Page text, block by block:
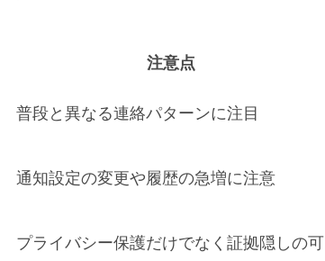
注意点
普段と異なる連絡パターンに注目
通知設定の変更や履歴の急増に注意
プライバシー保護だけでなく証拠隠しの可